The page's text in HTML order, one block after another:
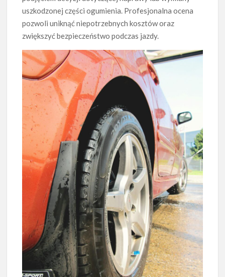
uszkodzonej części ogumienia. Profesjonalna ocena
pozwoli uniknąć niepotrzebnych kosztów oraz
zwiększyć bezpieczeństwo podczas jazdy.